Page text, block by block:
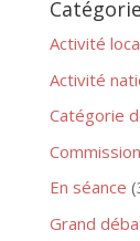
Activité
Activité
Catégorie
En séance
Grand